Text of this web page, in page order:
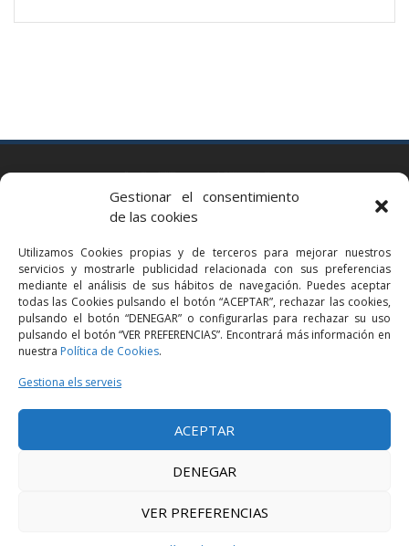
Gestionar el consentimiento
de las cookies
Utilizamos Cookies propias y de terceros para mejorar nuestros
servicios y mostrarle publicidad relacionada con sus preferencias
mediante el análisis de sus hábitos de navegación. Puedes aceptar
todas las Cookies pulsando el botón “ACEPTAR”, rechazar las cookies,
pulsando el botón “DENEGAR” o configurarlas para rechazar su uso
pulsando el botón “VER PREFERENCIAS”. Encontrará más información en
nuestra Política de Cookies.
Gestiona els serveis
ACEPTAR
DENEGAR
VER PREFERENCIAS
Via Augusta 2 bis, 3º, 08006 Barcelona
bcn@bellavistalegal.eu
GRANOLLERS
C/ Sant Jaume, 16 1r, 08401 Granollers (Bcn)
+34 93 860 39 60
grn@bellavistalegal.eu
MADRID
C/ Serrano 114, 2º izq. 28006 Madrid.
+34 91 431 98 21 | +34 91 431 98 95
mad@bellavistalegal.eu
© 2016 Bellavista Legal - Tots els drets reservats -